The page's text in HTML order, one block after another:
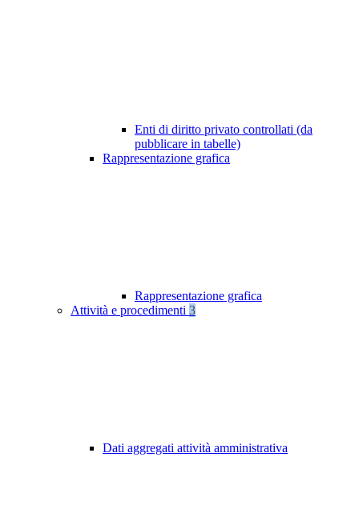
Enti di diritto privato controllati (da
pubblicare in tabelle)
Rappresentazione grafica
Rappresentazione grafica
Attività e procedimenti 3
Dati aggregati attività amministrativa